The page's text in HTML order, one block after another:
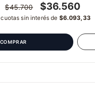
$45.700 $36.560
cuotas sin interés de $6.093,33